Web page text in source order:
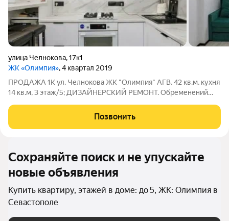
улица Челнокова,17к1
ЖК «Олимпия», 4 квартал 2019
ПРОДАЖА 1К ул. Челнокова ЖК "Олимпия" АГВ, 42 кв.м, кухня
14 кв.м, 3 этаж/5; ДИЗАЙНЕРСКИЙ РЕМОНТ. Обременений
машина; - двухкамepный xолодильник; - тeхникa Smеg; -
духовка, плита,
Позвонить
Сохраняйте поиск и не упускайте
новые объявления
Купить квартиру, этажей в доме: до 5, ЖК: Олимпия в
Севастополе